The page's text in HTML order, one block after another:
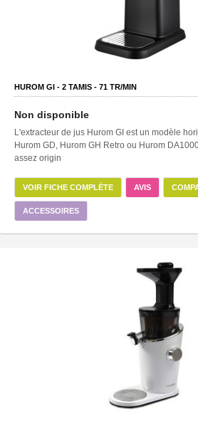
HUROM GI - 2 TAMIS - 71 TR/MIN
Non disponible
L'extracteur de jus Hurom GI est un modèle
Hurom GD, Hurom GH Retro ou Hurom
assez origin
VOIR FICHE COMPLÈTE AVIS
ACCESSOIRES